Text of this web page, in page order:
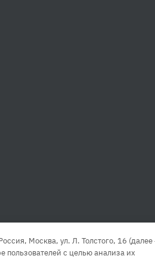
Москва, ул. Л. Толстого, 16
с целью анализа их